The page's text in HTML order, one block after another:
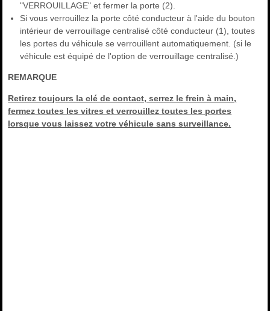
"VERROUILLAGE" et fermer la porte (2).
Si vous verrouillez la porte côté conducteur à l'aide du bouton
intérieur de verrouillage centralisé côté conducteur (1), toutes
les portes du véhicule se verrouillent automatiquement. (si le
véhicule est équipé de l'option de verrouillage centralisé.)
REMARQUE
Retirez toujours la clé de contact, serrez le frein à main,
fermez toutes les vitres et verrouillez toutes les portes
lorsque vous laissez votre véhicule sans surveillance.